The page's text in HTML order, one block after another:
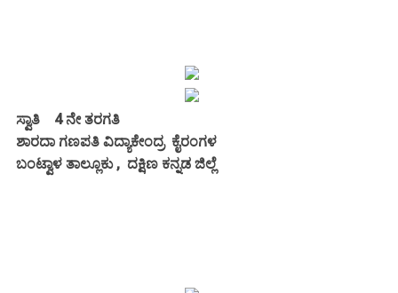
ಸ್ವಾತಿ 4 ನೇ ತರಗತಿ
ಶಾರದಾ ಗಣಪತಿ ವಿದ್ಯಾಕೇಂದ್ರ ಕೈರಂಗಳ
ಬಂಟ್ವಾಳ ತಾಲ್ಲೂಕು , ದಕ್ಷಿಣ ಕನ್ನಡ ಜಿಲ್ಲೆ